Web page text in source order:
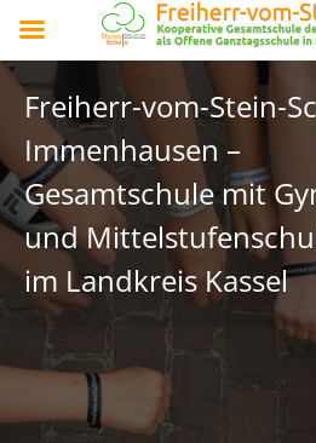
Freiherr-vom-Stein-
Immenhausen –
Gesamtschule mit
und
im Landkreis Kassel